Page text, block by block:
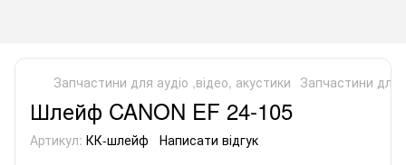
Запчастини для аудіо ,відео, акустики Запчастини для
Шлейф CANON EF 24-105
Артикул: КК-шлейф Написати відгук